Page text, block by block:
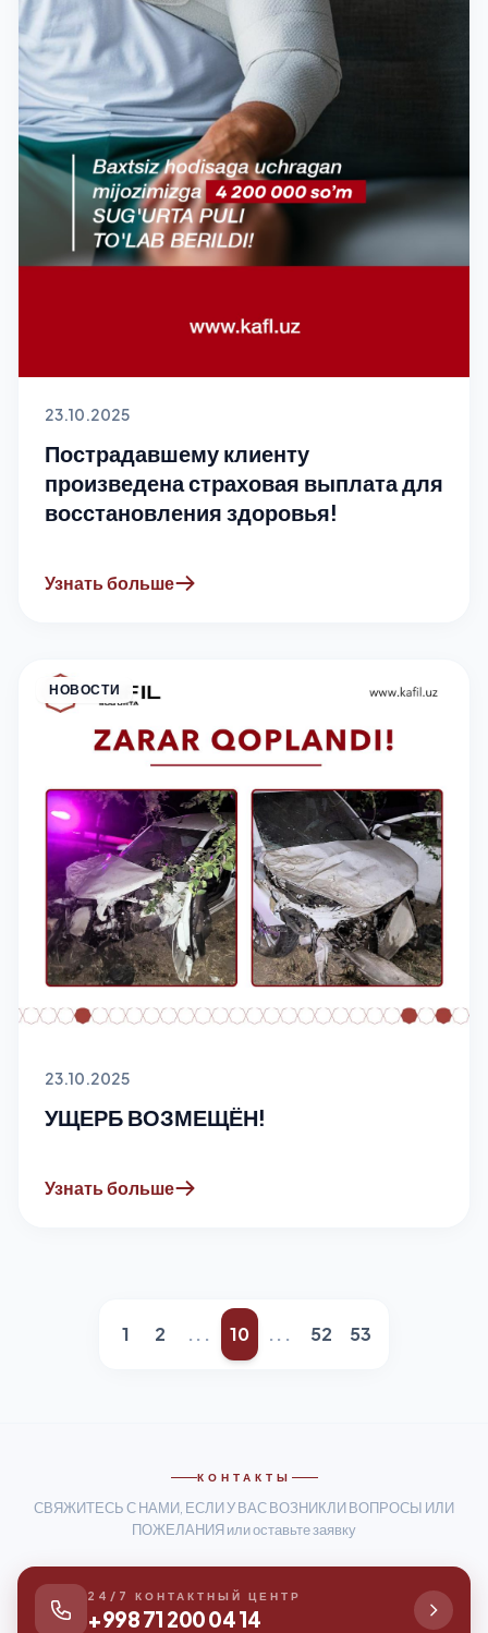
23.10.2025
Пострадавшему клиенту
произведена страховая выплата для
восстановления здоровья!
Узнать больше
НОВОСТИ
23.10.2025
УЩЕРБ ВОЗМЕЩЁН!
Узнать больше
1 2 ... 10 ... 52 53
КОНТАКТЫ
СВЯЖИТЕСЬ С НАМИ, ЕСЛИ У ВАС ВОЗНИКЛИ ВОПРОСЫ ИЛИ
ПОЖЕЛАНИЯ или оставьте заявку
24/7 КОНТАКТНЫЙ ЦЕНТР
+998 71 200 04 14